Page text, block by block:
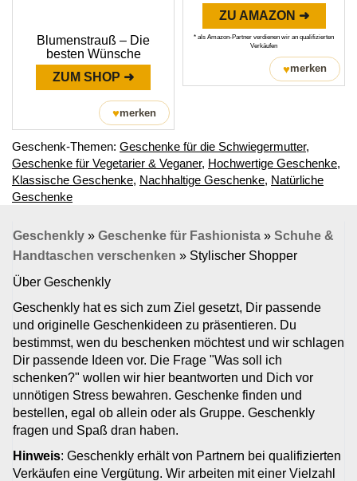
Blumenstrauß – Die
besten Wünsche
ZUM SHOP ➜
♥merken
ZU AMAZON ➜
* als Amazon-Partner verdienen wir an qualifizierten
Verkäufen
♥merken
Geschenk-Themen: Geschenke für die Schwiegermutter,
Geschenke für Vegetarier & Veganer, Hochwertige Geschenke,
Klassische Geschenke, Nachhaltige Geschenke, Natürliche
Geschenke
Geschenkly » Geschenke für Fashionista » Schuhe &
Handtaschen verschenken » Stylischer Shopper
Über Geschenkly
Geschenkly hat es sich zum Ziel gesetzt, Dir passende
und originelle Geschenkideen zu präsentieren. Du
bestimmst, wen du beschenken möchtest und wir schlagen
Dir passende Ideen vor. Die Frage "Was soll ich
schenken?" wollen wir hier beantworten und Dich vor
unnötigen Stress bewahren. Geschenke finden und
bestellen, egal ob allein oder als Gruppe. Geschenkly
fragen und Spaß dran haben.
Hinweis: Geschenkly erhält von Partnern bei qualifizierten
Verkäufen eine Vergütung. Wir arbeiten mit einer Vielzahl